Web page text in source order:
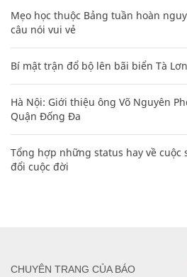
Mẹo học thuộc Bảng tuần hoàn
câu nói vui vẻ
Bí mật trận đổ bộ lên bãi biển Tà
Hà Nội: Giới thiệu ông Võ Nguyên
Quận Đống Đa
Tổng hợp những status hay về cuộc
đổi cuộc đời
CHUYÊN TRANG CỦA BÁO